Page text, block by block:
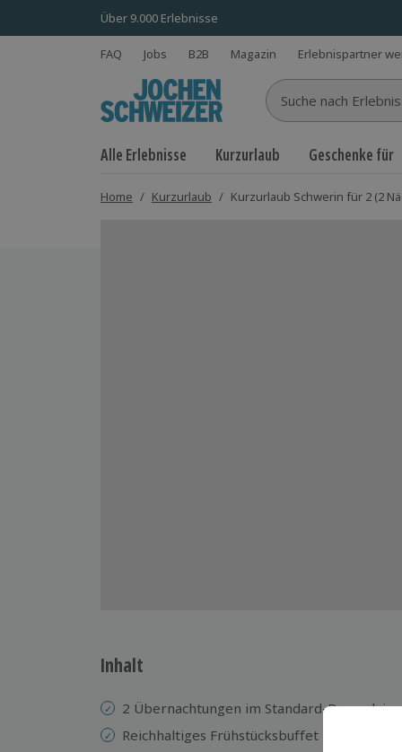
Über 9.000 Erlebnisse
FAQ Jobs B2B Magazin Erlebnispartner
Suche nach
Alle Erlebnisse Kurzurlaub Geschenke für
Home / Kurzurlaub / Kurzurlaub Schwerin für 2 (2
Inhalt
2 Übernachtungen im Standard-
Reichhaltiges Frühstücksbuffet